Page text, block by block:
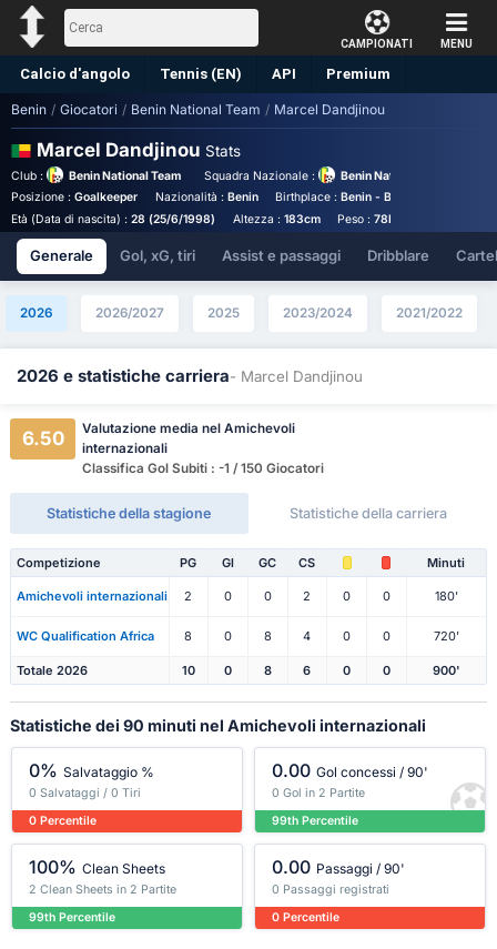
CAMPIONATI MENU
Calcio d'angolo Tennis (EN) API Premium
Pronostico
Benin / Giocatori / Benin National Team / Marcel Dandjinou
Marcel Dandjinou Stats
Club : Benin National Team Squadra Nazionale :
Benin National Team
Posizione : Goalkeeper Nazionalità : Benin Birthplace :Benin - Benin
Età (Data di nascita) : 28 (25/6/1998) Altezza : 183cm Peso :78kg
Generale Gol, xG, tiri Assist e passaggi Dribblare
2026 2026/2027 2025 2023/2024 2021/2022
2026 e statistiche carriera- Marcel Dandjinou
6.50
Valutazione media nel Amichevoli
internazionali
Classifica Gol Subiti : -1 / 150 Giocatori
Statistiche della stagione Statistiche della carriera
Competizione PG Gl GC CS Minuti
Amichevoli internazionali 2 0 0 2 0 0 180'
WC Qualification Africa 8 0 8 4 0 0 720'
Totale 2026 10 0 8 6 0 0 900'
Statistiche dei 90 minuti nel Amichevoli internazionali
0% Salvataggio %
0 Salvataggi / 0 Tiri
0 Percentile
0.00 Gol concessi / 90'
0 Gol in 2 Partite
99th Percentile
100% Clean Sheets
2 Clean Sheets in 2 Partite
99th Percentile
0.00 Passaggi / 90'
0 Passaggi registrati
0 Percentile